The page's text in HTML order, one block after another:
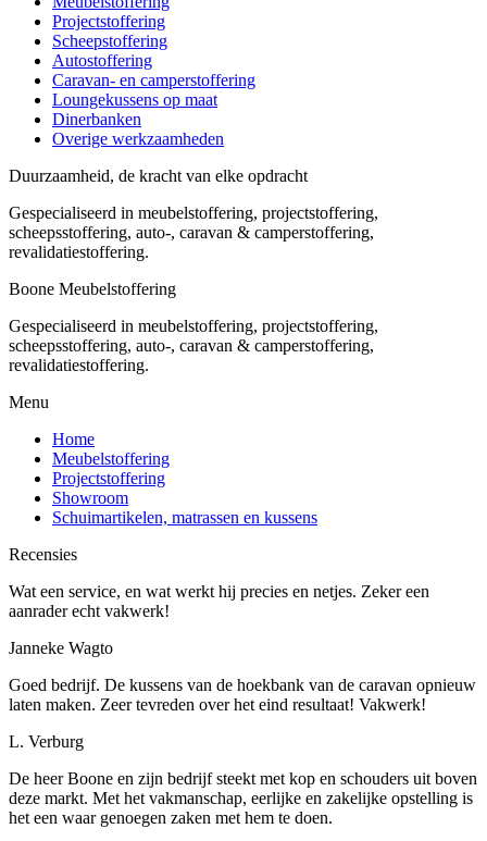
Projectstoffering
Scheepstoffering
Autostoffering
Caravan- en camperstoffering
Loungekussens op maat
Dinerbanken
Overige werkzaamheden
Duurzaamheid, de kracht van elke opdracht
Gespecialiseerd in meubelstoffering, projectstoffering,
scheepsstoffering, auto-, caravan & camperstoffering,
revalidatiestoffering.
Boone Meubelstoffering
Gespecialiseerd in meubelstoffering, projectstoffering,
scheepsstoffering, auto-, caravan & camperstoffering,
revalidatiestoffering.
Menu
Home
Meubelstoffering
Projectstoffering
Showroom
Schuimartikelen, matrassen en kussens
Recensies
Wat een service, en wat werkt hij precies en netjes. Zeker een
aanrader echt vakwerk!
Janneke Wagto
Goed bedrijf. De kussens van de hoekbank van de caravan opnieuw
laten maken. Zeer tevreden over het eind resultaat! Vakwerk!
L. Verburg
De heer Boone en zijn bedrijf steekt met kop en schouders uit boven
deze markt. Met het vakmanschap, eerlijke en zakelijke opstelling is
het een waar genoegen zaken met hem te doen.